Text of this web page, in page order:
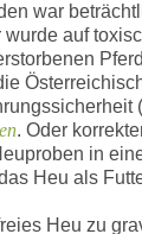
war
wurde auf
. Oder
in
Heu als
Heu zu